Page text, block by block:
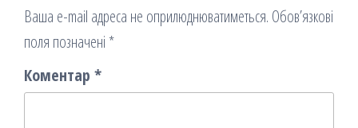
Ваша e-mail адреса не оприлюднюватиметься. Обов’язкові
поля позначені *
Коментар *